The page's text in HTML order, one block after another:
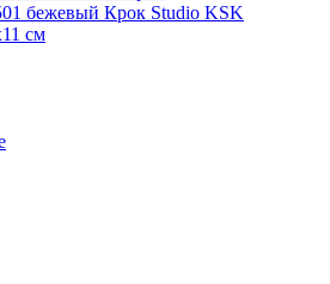
бежевый Крок Studio KSK
см